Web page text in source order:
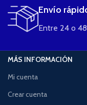
Envío
Entre 24 o
MÁS INFORMACIÓN
Mi cuenta
Crear cuenta